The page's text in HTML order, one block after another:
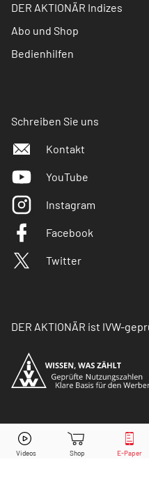
DER AKTIONÄR Indizes
Abo und Shop
Bedienhilfen
Schreiben Sie uns
Kontakt
YouTube
Instagram
Facebook
Twitter
DER AKTIONÄR ist IVW-
© Copyright 2026